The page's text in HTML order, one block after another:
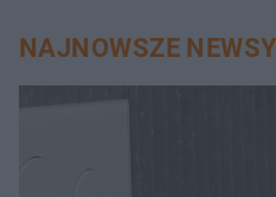
NAJNOWSZE